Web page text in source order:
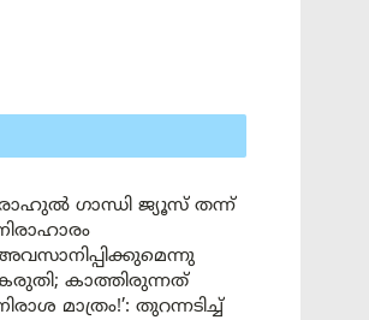
ഗാന്ധി ജ്യൂസ് തന്ന്
കാത്തിരുന്നത്
മാത്രം!’: തുറന്നടിച്ച്